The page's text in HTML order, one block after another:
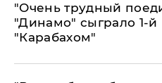
"Очень трудный
"Динамо" сыграло 1-й
"Карабахом"